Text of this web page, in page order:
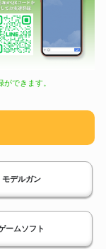
できます。
モデルガン
ームソフト